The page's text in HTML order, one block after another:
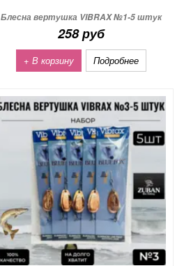
Блесна вертушка VIBRAX №1-5 штук
258 руб
+ В корзину Подробнее